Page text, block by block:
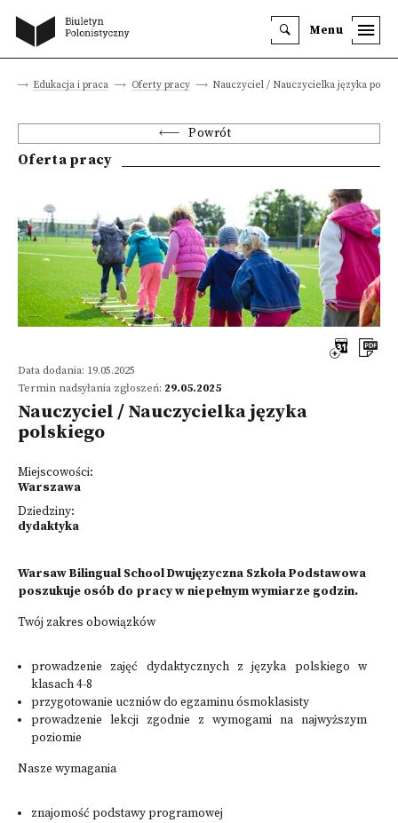
Menu
Edukacja i praca Oferty pracy Nauczyciel / Nauczycielka języka
Powrót
Oferta pracy
Data dodania: 19.05.2025
Termin nadsyłania zgłoszeń: 29.05.2025
Nauczyciel / Nauczycielka języka
polskiego
Miejscowości:
Warszawa
Dziedziny:
dydaktyka
Warsaw Bilingual School Dwujęzyczna Szkoła Podstawowa
poszukuje osób do pracy w niepełnym wymiarze godzin.
Twój zakres obowiązków
prowadzenie zajęć dydaktycznych z języka polskiego w
klasach 4-8
przygotowanie uczniów do egzaminu ósmoklasisty
prowadzenie lekcji zgodnie z wymogami na najwyższym
poziomie
Nasze wymagania
znajomość podstawy programowej